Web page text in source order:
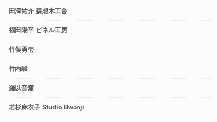
田澤祐介 森想木工舎
福田陽平 ピネル工房
竹俣勇壱
竹内駿
羅以音窯
若杉麻衣子 Studio Bwanji